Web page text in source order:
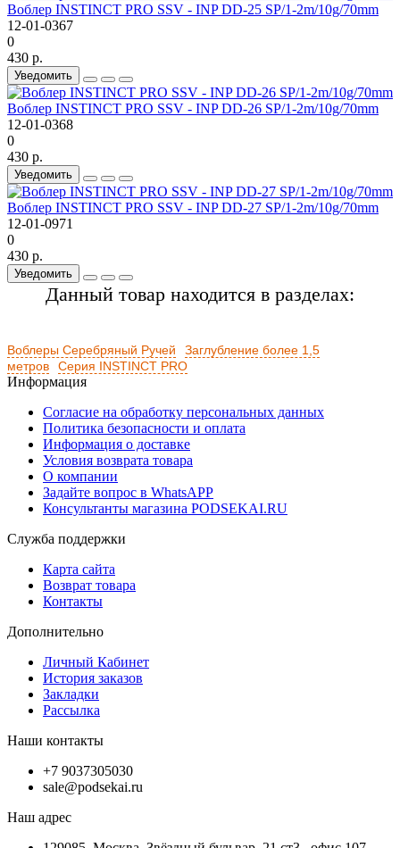
Воблер INSTINCT PRO SSV - INP DD-25 SP/1-2m/10g/70mm
12-01-0367
0
430 р.
Уведомить
Воблер INSTINCT PRO SSV - INP DD-26 SP/1-2m/10g/70mm
12-01-0368
0
430 р.
Уведомить
Воблер INSTINCT PRO SSV - INP DD-27 SP/1-2m/10g/70mm
12-01-0971
0
430 р.
Уведомить
Данный товар находится в разделах:
Воблеры Серебряный Ручей
Заглубление более 1,5
метров
Серия INSTINCT PRO
Информация
Согласие на обработку персональных данных
Политика безопасности и оплата
Информация о доставке
Условия возврата товара
О компании
Задайте вопрос в WhatsAPP
Консультанты магазина PODSEKAI.RU
Служба поддержки
Карта сайта
Возврат товара
Контакты
Дополнительно
Личный Кабинет
История заказов
Закладки
Рассылка
Наши контакты
+7 9037305030
sale@podsekai.ru
Наш адрес